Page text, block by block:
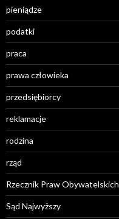
pieniądze
podatki
praca
prawa człowieka
przedsiębiorcy
reklamacje
rodzina
rząd
Rzecznik Praw Obywatelskich
Sąd Najwyższy